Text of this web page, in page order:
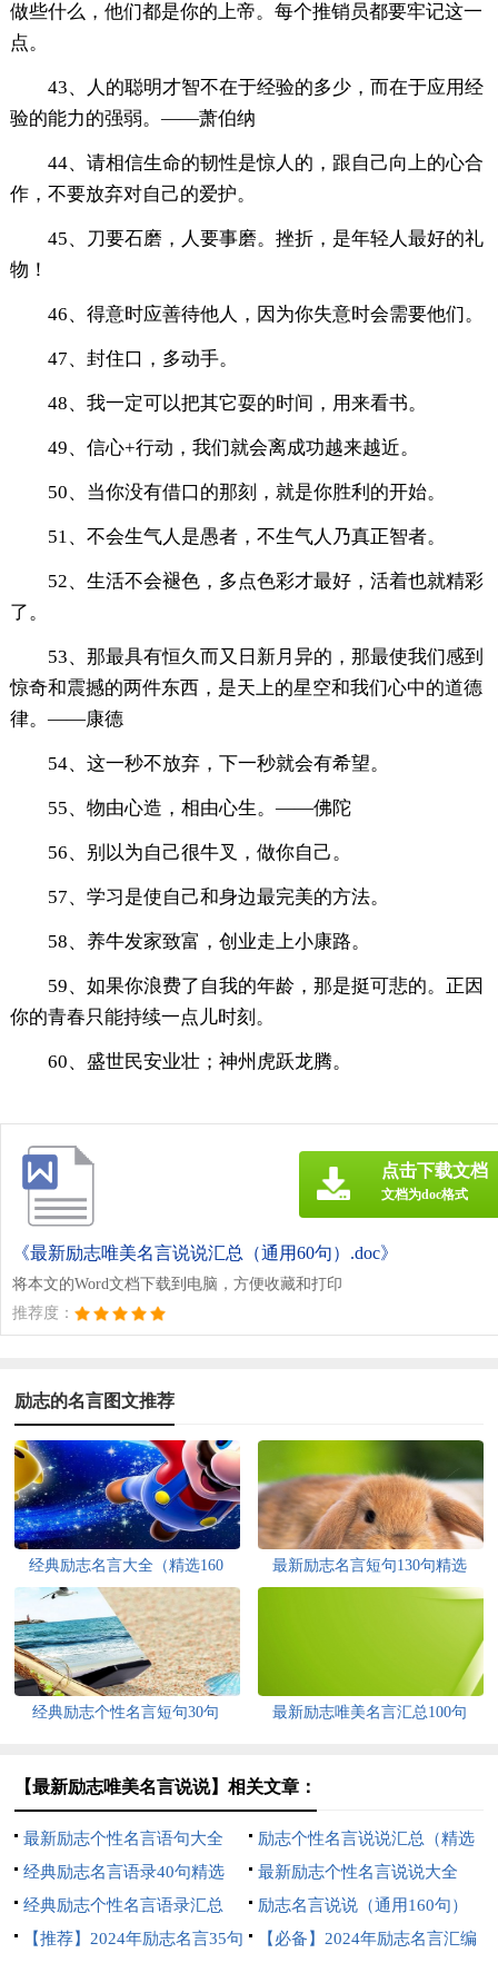
做些什么，他们都是你的上帝。每个推销员都要牢记这一
点。
43、人的聪明才智不在于经验的多少，而在于应用经
验的能力的强弱。——萧伯纳
44、请相信生命的韧性是惊人的，跟自己向上的心合
作，不要放弃对自己的爱护。
45、刀要石磨，人要事磨。挫折，是年轻人最好的礼
物！
46、得意时应善待他人，因为你失意时会需要他们。
47、封住口，多动手。
48、我一定可以把其它耍的时间，用来看书。
49、信心+行动，我们就会离成功越来越近。
50、当你没有借口的那刻，就是你胜利的开始。
51、不会生气人是愚者，不生气人乃真正智者。
52、生活不会褪色，多点色彩才最好，活着也就精彩
了。
53、那最具有恒久而又日新月异的，那最使我们感到
惊奇和震撼的两件东西，是天上的星空和我们心中的道德
律。——康德
54、这一秒不放弃，下一秒就会有希望。
55、物由心造，相由心生。——佛陀
56、别以为自己很牛叉，做你自己。
57、学习是使自己和身边最完美的方法。
58、养牛发家致富，创业走上小康路。
59、如果你浪费了自我的年龄，那是挺可悲的。正因
你的青春只能持续一点儿时刻。
60、盛世民安业壮；神州虎跃龙腾。
《最新励志唯美名言说说汇总（通用60句）.doc》
将本文的Word文档下载到电脑，方便收藏和打印
推荐度：
点击下载文档
文档为doc格式
励志的名言图文推荐
经典励志名言大全（精选160
句）
最新励志名言短句130句精选
经典励志个性名言短句30句 最新励志唯美名言汇总100句
【最新励志唯美名言说说】相关文章：
最新励志个性名言语句大全
130句
励志个性名言说说汇总（精选
120句）
经典励志名言语录40句精选
最新励志个性名言说说大全
130句精选
经典励志个性名言语录汇总
（通用130句）
励志名言说说（通用160句）
【推荐】2024年励志名言35句
【必备】2024年励志名言汇编